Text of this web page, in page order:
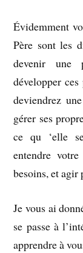
Évidemment
Père sont les
devenir une
développer
deviendrez
gérer ses
ce qu ‘elle
entendre
besoins, et agir
Je vous ai
se passe à
apprendre à